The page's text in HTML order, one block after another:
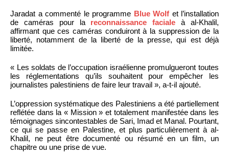
Jaradat a commenté le programme Blue Wolf et l’installation
de caméras pour la reconnaissance faciale à al-Khalil,
affirmant que ces caméras conduiront à la suppression de la
liberté, notamment de la liberté de la presse, qui est déjà
limitée.
« Les soldats de l’occupation israélienne promulgueront toutes
les réglementations qu’ils souhaitent pour empêcher les
journalistes palestiniens de faire leur travail », a-t-il ajouté.
L’oppression systématique des Palestiniens a été partiellement
reflétée dans la « Mission » et totalement manifestée dans les
témoignages sincontestables de Sari, Imad et Manal. Pourtant,
ce qui se passe en Palestine, et plus particulièrement à al-
Khalil, ne peut être documenté ou résumé en un film, un
chapitre ou une prise de vue.